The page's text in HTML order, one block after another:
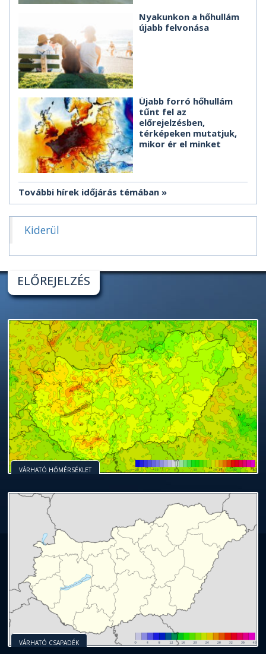
Nyakunkon a hőhullám
újabb felvonása
Újabb forró hőhullám
tűnt fel az
előrejelzésben,
térképeken mutatjuk,
mikor ér el minket
További hírek időjárás témában
Kiderül
ELŐREJELZÉS
VÁRHATÓ HŐMÉRSÉKLET
VÁRHATÓ CSAPADÉK